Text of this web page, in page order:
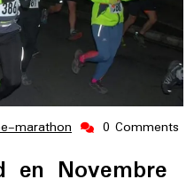
marathon ing-
marathon
0 Comments
en Novembre